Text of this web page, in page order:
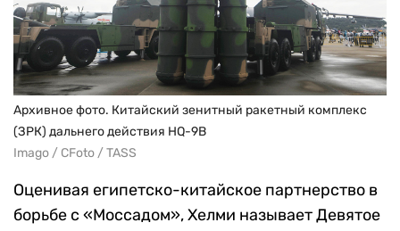
Архивное фото. Китайский зенитный ракетный комплекс
(ЗРК) дальнего действия HQ-9B
Imago / CFoto / TASS
Оценивая египетско-китайское партнерство в
борьбе с «Моссадом», Хелми называет Девятое